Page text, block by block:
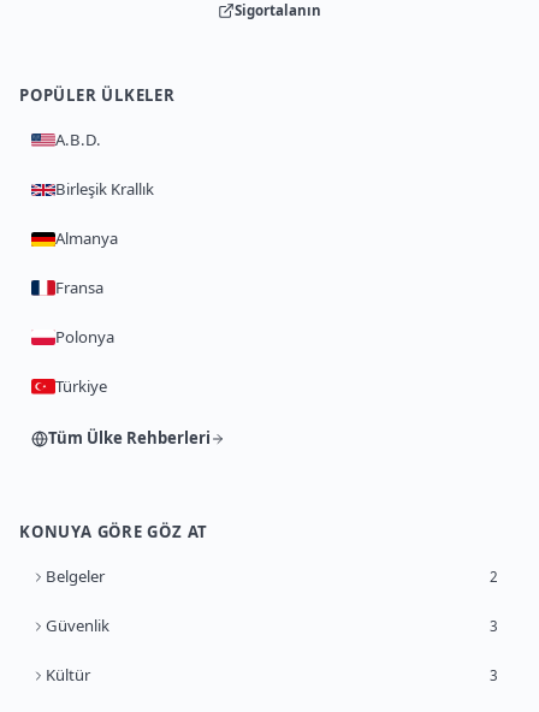
Sigortalanın
POPÜLER ÜLKELER
A.B.D.
Birleşik Krallık
Almanya
Fransa
Polonya
Türkiye
Tüm Ülke Rehberleri
KONUYA GÖRE GÖZ AT
Belgeler 2
Güvenlik 3
Kültür 3